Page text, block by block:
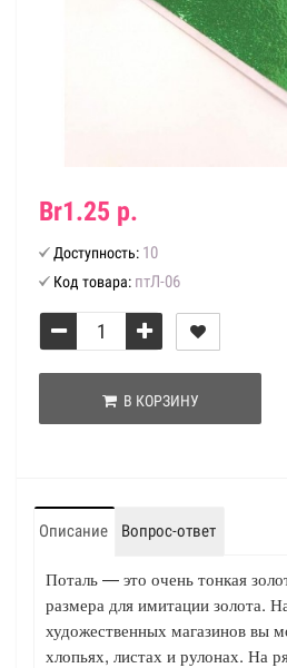
Br1.25 р.
Доступность: 10
Код товара: птЛ-06
В КОРЗИНУ
Описание Вопрос-ответ
Поталь — это очень тонкая
размера для имитации золота.
художественных магазинов вы
хлопьях, листах и рулонах. На